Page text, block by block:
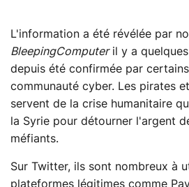
L'information a été révélée par
BleepingComputeril y a
depuis été confirmée par
communauté cyber. Les pirates
servent de la crise humanitaire
la Syrie pour détourner l'argent
méfiants.
Sur Twitter, ils sont nombreux à
plateformes légitimes comme